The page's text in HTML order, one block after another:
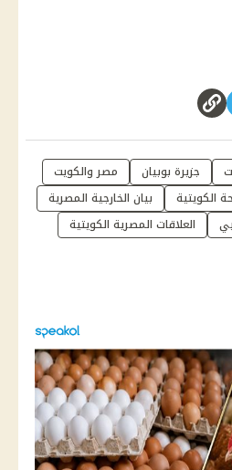
جزيرة بوبيان
مصر والكويت
الكويتية
بيان الخارجية المصرية
العلاقات المصرية الكويتية